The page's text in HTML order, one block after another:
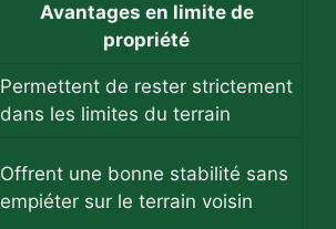
Avantages en limite de
propriété
Permettent de rester strictement
dans les limites du terrain
Offrent une bonne stabilité sans
empiéter sur le terrain voisin